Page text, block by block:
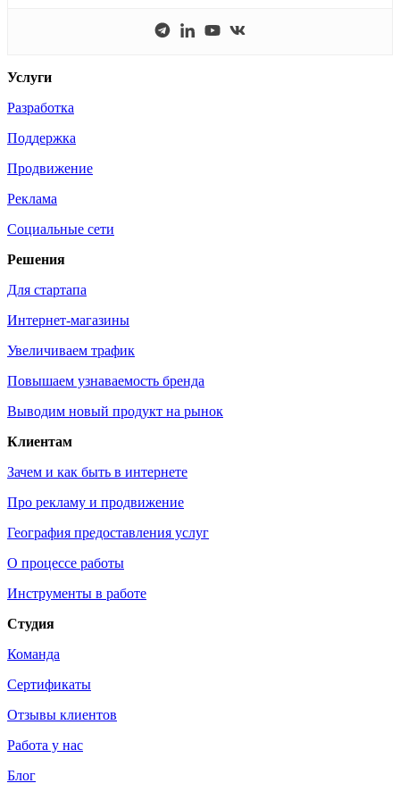
Услуги
Разработка
Поддержка
Продвижение
Реклама
Социальные сети
Решения
Для стартапа
Интернет-магазины
Увеличиваем трафик
Повышаем узнаваемость бренда
Выводим новый продукт на рынок
Клиентам
Зачем и как быть в интернете
Про рекламу и продвижение
География предоставления услуг
О процессе работы
Инструменты в работе
Студия
Команда
Сертификаты
Отзывы клиентов
Работа у нас
Блог